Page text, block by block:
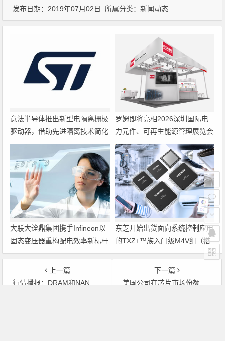
发布日期：2019年07月02日 所属分类：新闻动态
意法半导体推出新型电隔离栅极
驱动器，借助先进隔离技术简化
电源设计
罗姆即将亮相2026深圳国际电
力元件、可再生能源管理展览会
暨研讨会
大联大诠鼎集团携手Infineon以
固态变压器重构配电效率新标杆
东芝开始出货面向系统控制应用
的TXZ+™族入门级M4V组（搭
载Arm Cortex‑M4内核的标准微
控制器）工程样品
上一篇
行情播报：DRAM和NAND齐开涨
下一篇
美国公司在芯片市场份额减少，亚太公司迅速增长